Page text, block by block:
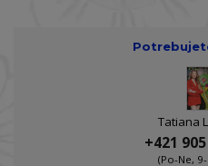
Tatiana
+421
(Po-Ne,